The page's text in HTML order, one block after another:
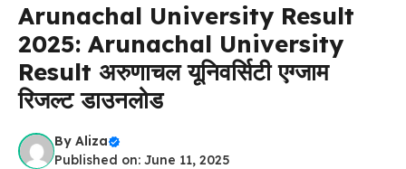
Arunachal University Result
2025: Arunachal University
Result अरुणाचल यूनिवर्सिटी एग्जाम
रिजल्ट डाउनलोड
By Aliza
Published on: June 11, 2025